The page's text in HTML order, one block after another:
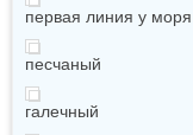
первая линия у моря
песчаный
галечный